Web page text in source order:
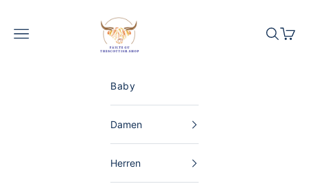
The Scottish Shop Deutschland
Menü Suchen
Baby
Damen
Herren